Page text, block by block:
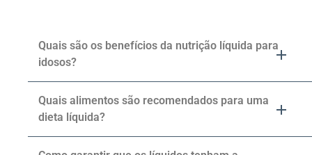
Quais são os benefícios da nutrição líquida para
idosos?
Quais alimentos são recomendados para uma
dieta líquida?